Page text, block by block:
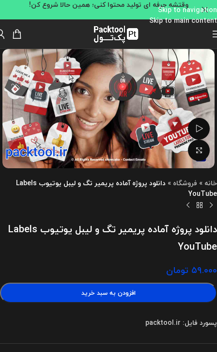
Skip to navigation
Skip to main content
وقتشه حرفه ای تولید محتوا کنی؛ همین حالا شروع کن!
تماشای ویدئو
بزرگنمایی تصویر
خانه » فروشگاه »
دانلود پروژه آماده پریمیر تگ و لیبل یوتیوب Labels
YouTube
دانلود پروژه آماده پریمیر تگ و لیبل یوتیوب Labels
YouTube
۵۹.۰۰۰ تومان
افزودن به سبد خرید
پسورد فایل: packtool.ir